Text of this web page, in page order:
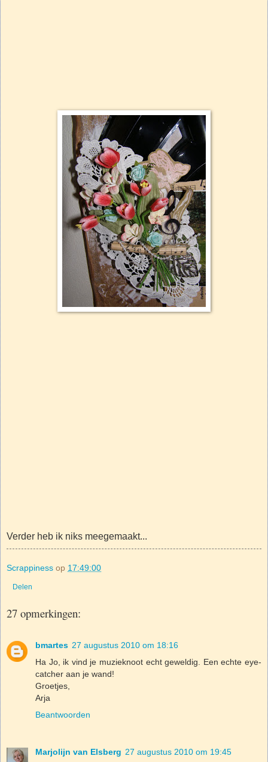
Verder heb ik niks meegemaakt...
Scrappiness op 17:49:00
Delen
27 opmerkingen:
bmartes 27 augustus 2010 om 18:16
Ha Jo, ik vind je muzieknoot echt geweldig. Een echte eye-
catcher aan je wand!
Groetjes,
Arja
Beantwoorden
Marjolijn van Elsberg 27 augustus 2010 om 19:45